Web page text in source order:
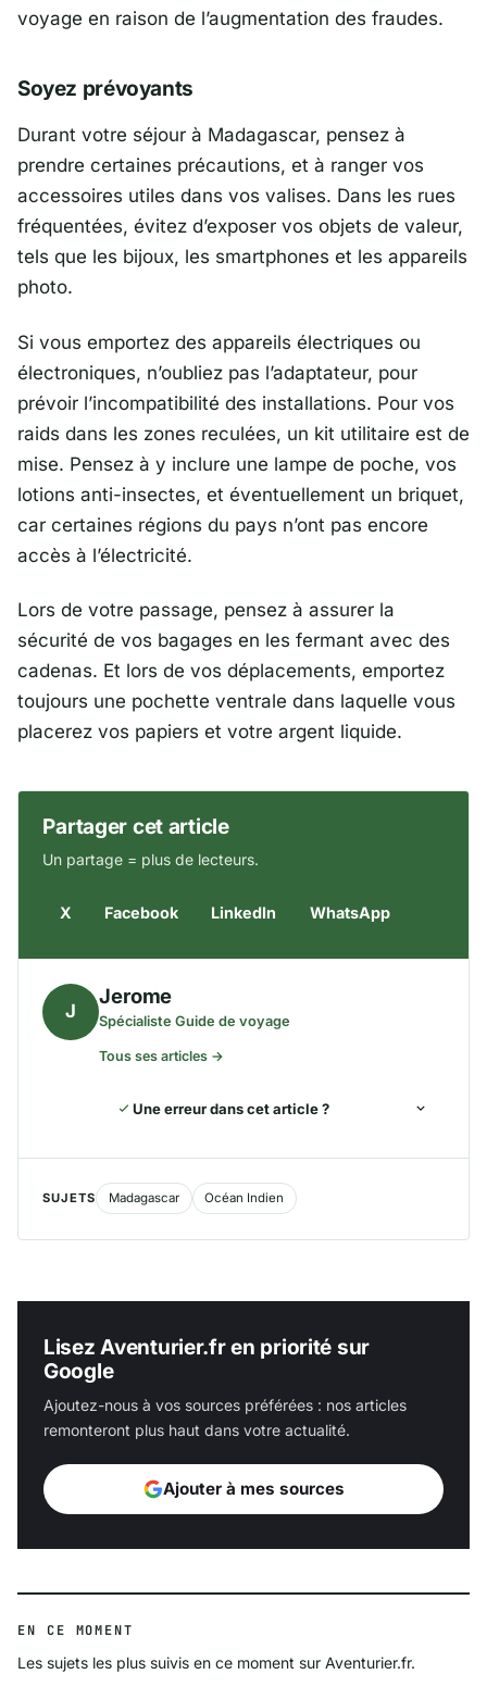
voyage en raison de l’augmentation des fraudes.
Soyez prévoyants
Durant votre séjour à Madagascar, pensez à
prendre certaines précautions, et à ranger vos
accessoires utiles dans vos valises. Dans les rues
fréquentées, évitez d’exposer vos objets de valeur,
tels que les bijoux, les smartphones et les appareils
photo.
Si vous emportez des appareils électriques ou
électroniques, n’oubliez pas l’adaptateur, pour
prévoir l’incompatibilité des installations. Pour vos
raids dans les zones reculées, un kit utilitaire est de
mise. Pensez à y inclure une lampe de poche, vos
lotions anti-insectes, et éventuellement un briquet,
car certaines régions du pays n’ont pas encore
accès à l’électricité.
Lors de votre passage, pensez à assurer la
sécurité de vos bagages en les fermant avec des
cadenas. Et lors de vos déplacements, emportez
toujours une pochette ventrale dans laquelle vous
placerez vos papiers et votre argent liquide.
Partager cet article
Un partage = plus de lecteurs.
X Facebook LinkedIn WhatsApp
J
Jerome
Spécialiste Guide de voyage
Tous ses articles →
Une erreur dans cet article ?
SUJETS Madagascar Océan Indien
Lisez Aventurier.fr en priorité sur
Google
Ajoutez-nous à vos sources préférées : nos articles
remonteront plus haut dans votre actualité.
Ajouter à mes sources
EN CE MOMENT
Les sujets les plus suivis en ce moment sur Aventurier.fr.